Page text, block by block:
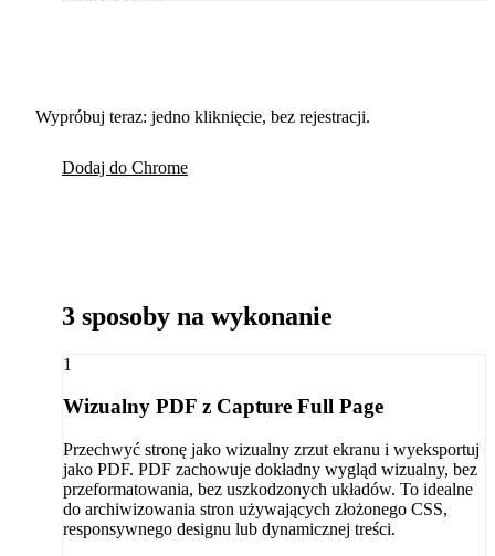
Wypróbuj teraz: jedno kliknięcie, bez rejestracji.
Dodaj do Chrome
3 sposoby na wykonanie
1
Wizualny PDF z Capture Full Page
Przechwyć stronę jako wizualny zrzut ekranu i wyeksportuj
jako PDF. PDF zachowuje dokładny wygląd wizualny, bez
przeformatowania, bez uszkodzonych układów. To idealne
do archiwizowania stron używających złożonego CSS,
responsywnego designu lub dynamicznej treści.